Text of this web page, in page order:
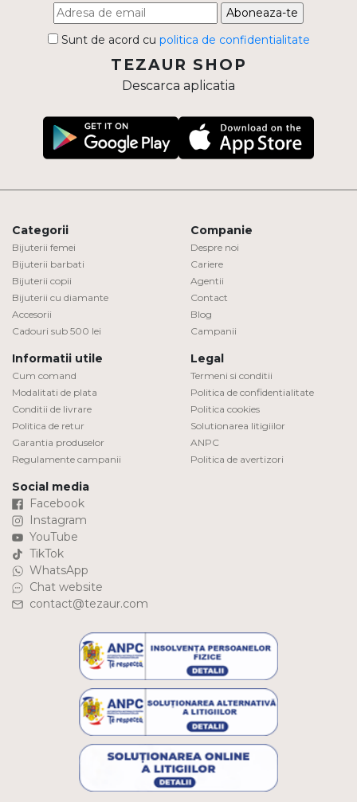
Aboneaza-te
Sunt de acord cu politica de confidentialitate
TEZAUR SHOP
Descarca aplicatia
Categorii
Bijuterii femei
Bijuterii barbati
Bijuterii copii
Bijuterii cu diamante
Accesorii
Cadouri sub 500 lei
Companie
Despre noi
Cariere
Agentii
Contact
Blog
Campanii
Informatii utile
Cum comand
Modalitati de plata
Conditii de livrare
Politica de retur
Garantia produselor
Regulamente campanii
Legal
Termeni si conditii
Politica de confidentialitate
Politica cookies
Solutionarea litigiilor
ANPC
Politica de avertizori
Social media
Facebook
Instagram
YouTube
TikTok
WhatsApp
Chat website
contact@tezaur.com